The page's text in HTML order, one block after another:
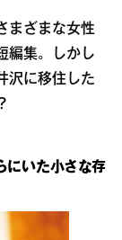
まざまな女性
編集。しかし
沢に移住した
にいた小さな存